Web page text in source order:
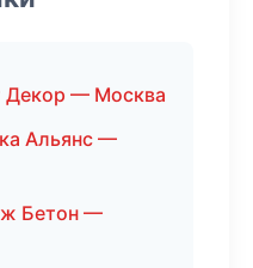
Декор — Москва
Альянс —
Бетон —